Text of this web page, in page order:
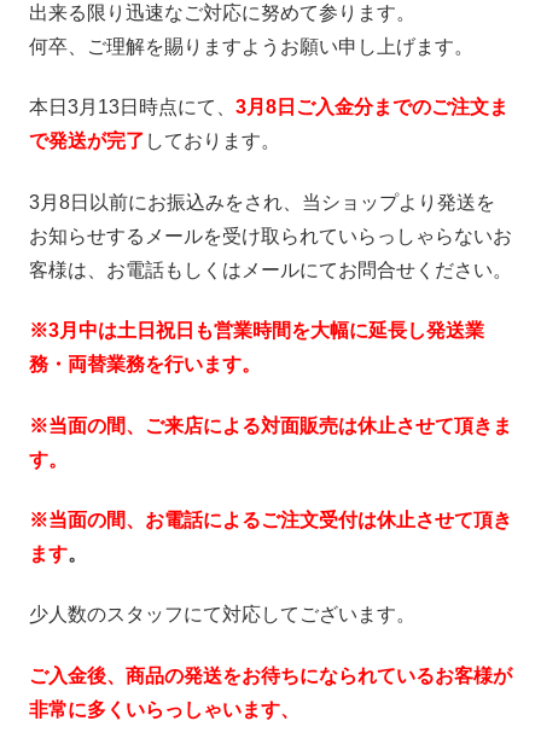
出来る限り迅速なご対応に努めて参ります。
何卒、ご理解を賜りますようお願い申し上げます。
本日3月13日時点にて、 3月8日ご入金分までのご注文ま
で発送が完了 しております。
3月8日以前にお振込みをされ、当ショップより発送を
お知らせするメールを受け取られていらっしゃらないお
客様は、お電話もしくはメールにてお問合せください。
※3月中は土日祝日も営業時間を大幅に延長し発送業
務・両替業務を行います。
※当面の間、ご来店による対面販売は休止させて頂きま
す。
※当面の間、お電話によるご注文受付は休止させて頂き
ます。
少人数のスタッフにて対応してございます。
ご入金後、商品の発送をお待ちになられているお客様が
非常に多くいらっしゃいます、